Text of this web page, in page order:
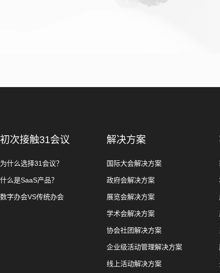
初次接触31会议
为什么选择31会议？
什么是SaaS产品？
数字办会VS传统办会
解决方案
国际大会解决方案
政府会解决方案
展览会解决方案
学术会解决方案
协会社团解决方案
企业级活动管理解决方案
线上活动解决方案